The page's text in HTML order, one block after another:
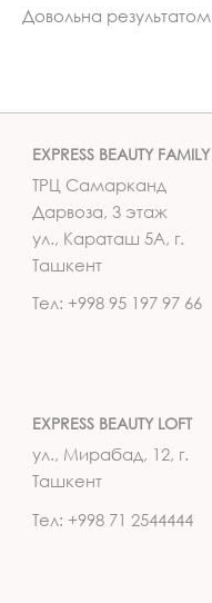
Довольна результатом
EXPRESS BEAUTY FAMILY
ТРЦ Самарканд
Дарвоза, 3 этаж
ул., Караташ 5А, г.
Ташкент
Тел: +998 95 197 97 66
EXPRESS BEAUTY LOFT
ул., Мирабад, 12, г.
Ташкент
Тел: +998 71 2544444